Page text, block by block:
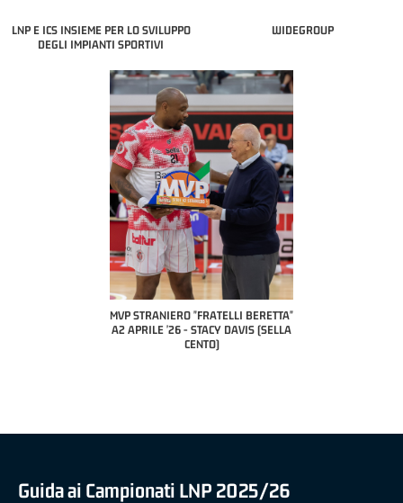
LNP E ICS INSIEME PER LO SVILUPPO
DEGLI IMPIANTI SPORTIVI
WIDEGROUP
"FRATELLI BERETTA"
- STACY DAVIS (SELLA
MVP "FRATELLI BERETTA" SAMUEL
DILAS B NAZIONALE APRILE '26 -
MARCO RESTELLI (TAV TREVIGLIO
Guida ai Campionati LNP 2025/26